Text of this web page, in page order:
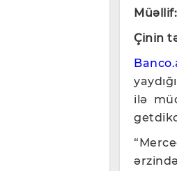
Çinin
ilə